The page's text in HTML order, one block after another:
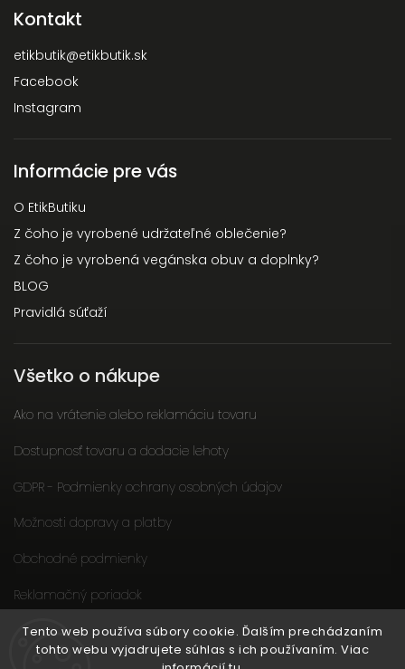
Tento web používa súbory cookie. Ďalším prechádzaním
tohto webu vyjadrujete súhlas s ich používaním. Viac
Kontakt
etikbutik@etikbutik.sk
Facebook
Instagram
Informácie pre vás
O EtikButiku
Z čoho je vyrobené udržateľné oblečenie?
Z čoho je vyrobená vegánska obuv a doplnky?
BLOG
Pravidlá súťaží
Všetko o nákupe
Ako na vrátenie alebo reklamáciu tovaru
Dostupnosť tovaru a dodacie lehoty
GDPR - Podmienky ochrany osobných údajov
Možnosti dopravy a platby
Obchodné podmienky
Reklamačný poriadok
Slow fashion podporuje ženy